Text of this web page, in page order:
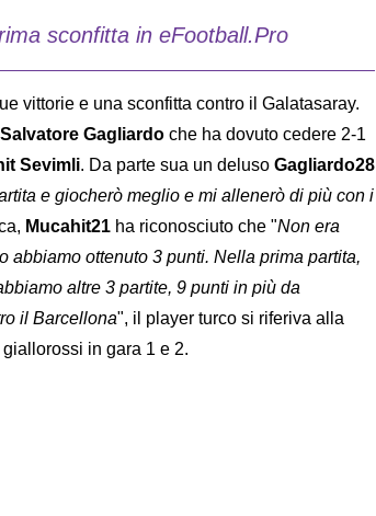
sconfitta in eFootball.Pro
vittorie e una sconfitta contro il Galatasaray.
Salvatore Gagliardo che ha dovuto cedere 2-1
Sevimli. Da parte sua un deluso Gagliardo28
e giocherò meglio e mi allenerò di più con i
Mucahit21 ha riconosciuto che "Non era
abbiamo ottenuto 3 punti. Nella prima partita,
altre 3 partite, 9 punti in più da
il Barcellona", il player turco si riferiva alla
in gara 1 e 2.